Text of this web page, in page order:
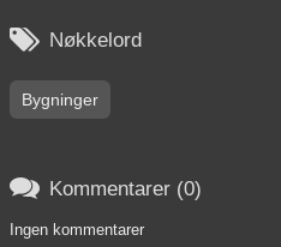
 Nøkkelord
Bygninger
 Kommentarer (0)
Ingen kommentarer